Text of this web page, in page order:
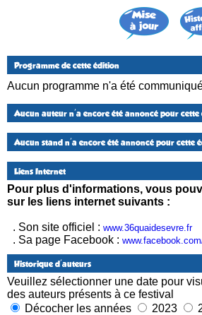
Programme de cette édition
Aucun programme n'a été
Aucun auteur n'a encore été annoncé pour cette
Aucun stand n'a encore été annoncé pour cette
Liens Internet
Pour plus d'informations, vous
sur les liens internet suivants :
. Son site officiel : www.36quaidesevre.fr
. Sa page Facebook :
Historique d'auteurs
Veuillez sélectionner une date pour
des auteurs présents à ce festival
Décocher les années
2023